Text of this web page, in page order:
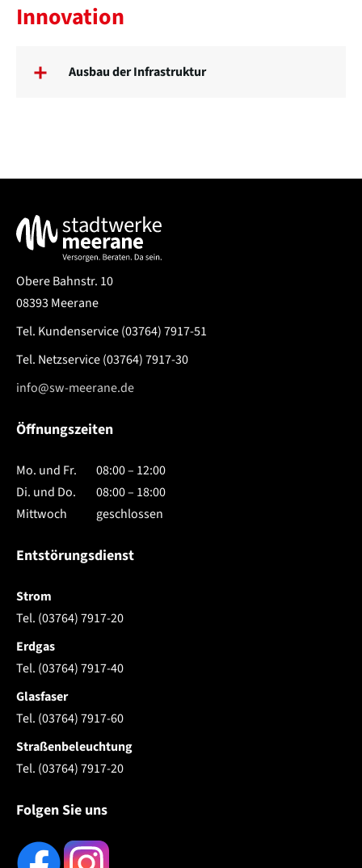
Innovation
Ausbau der Infrastruktur
Service & Kontakt
Obere Bahnstr. 10
08393 Meerane
Tel. Kundenservice(03764) 7917-51
Tel. Netzservice(03764) 7917-30
info@sw-meerane.de
Öffnungszeiten
Mo. und Fr.
08:00 – 12:00
Di. und Do.
08:00 – 18:00
Mittwoch
geschlossen
Entstörungsdienst
Strom
Tel. (03764) 7917-20
Erdgas
Tel. (03764) 7917-40
Glasfaser
Tel. (03764) 7917-60
Straßenbeleuchtung
Tel. (03764) 7917-20
Folgen Sie uns